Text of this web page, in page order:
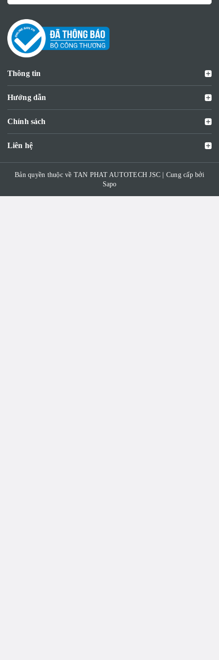
Thông tin
Hướng dẫn
Chính sách
Liên hệ
Bản quyền thuộc về TAN PHAT AUTOTECH JSC | Cung cấp bởi
Sapo